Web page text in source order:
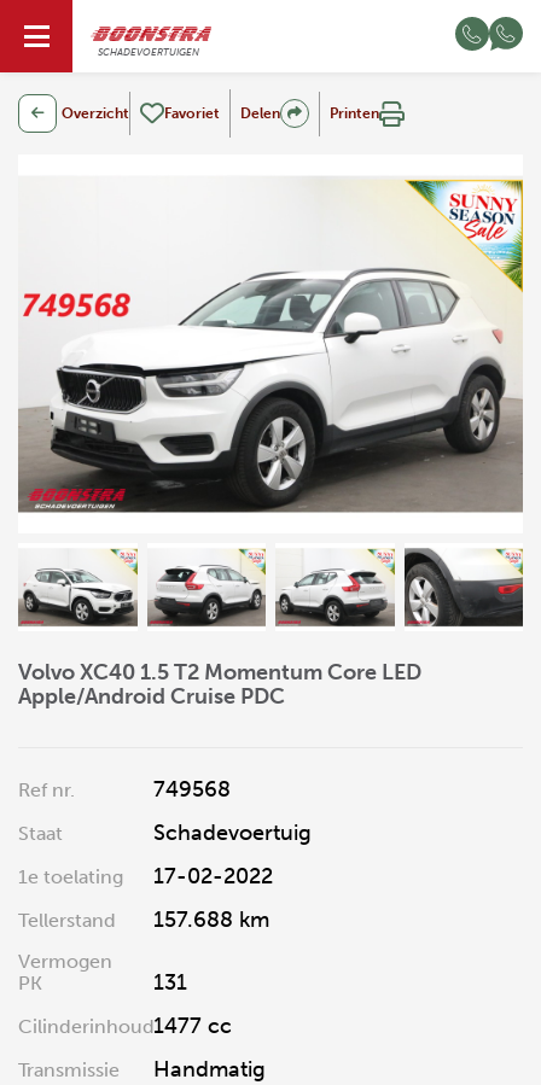
SCHADEVOERTUIGEN
NL
Overzicht Favoriet Delen Printen
Volvo XC40 1.5 T2 Momentum Core LED
Apple/Android Cruise PDC
Ref nr. 749568
Staat Schadevoertuig
1e toelating 17-02-2022
Tellerstand 157.688 km
Vermogen
PK
131
Cilinderinhoud1477 cc
Transmissie Handmatig